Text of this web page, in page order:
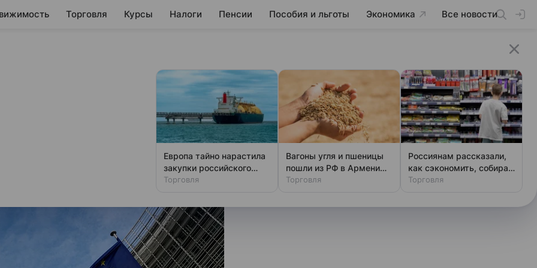
Торговля Курсы Налоги Пенсии Пособия и льготы Экономика Все новости
ответных мер
несогласие из-
Европа тайно нарастила
закупки российского
газа
Торговля
Вагоны угля и пшеницы
пошли из РФ в Армению
через Азербайджан
Торговля
Россиянам рассказали,
как сэкономить, собирая
ребенка в школу
Торговля